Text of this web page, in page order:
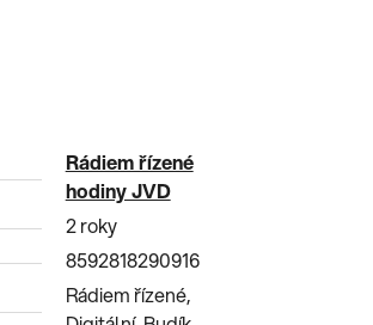
Rádiem řízené
hodiny JVD
2 roky
8592818290916
Rádiem řízené,